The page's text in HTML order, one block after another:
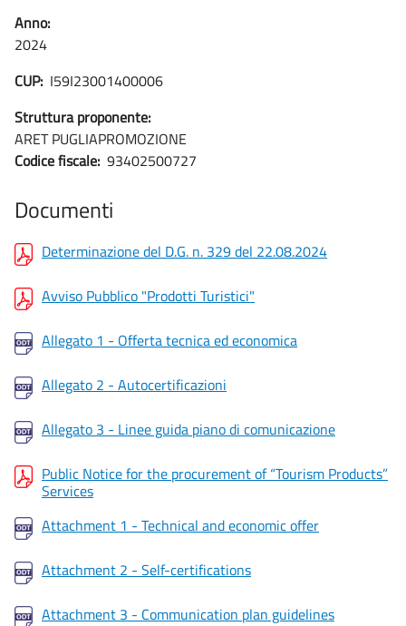
Anno:
2024
CUP: I59I23001400006
Struttura proponente:
ARET PUGLIAPROMOZIONE
Codice fiscale: 93402500727
Documenti
Determinazione del D.G. n. 329 del 22.08.2024
Avviso Pubblico "Prodotti Turistici"
Allegato 1 - Offerta tecnica ed economica
Allegato 2 - Autocertificazioni
Allegato 3 - Linee guida piano di comunicazione
Public Notice for the procurement of “Tourism Products”
Services
Attachment 1 - Technical and economic offer
Attachment 2 - Self-certifications
Attachment 3 - Communication plan guidelines